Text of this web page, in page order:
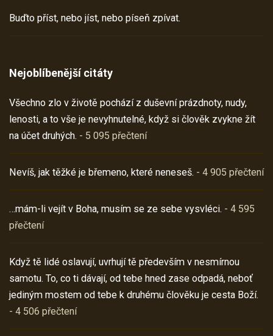
Buďto příst, nebo jíst, nebo píseň zpívat.
Nejoblíbenější citáty
Všechno zlo v životě pochází z duševní prázdnoty, nudy,
lenosti, a to vše je nevyhnutelné, když si člověk zvykne žít
na účet druhých. - 5 095 přečtení
Nevíš, jak těžké je břemeno, které neneseš. - 4 905 přečtení
…mám-li vejít v Boha, musím se ze sebe vysvléci. - 4 595
přečtení
Když tě lidé oslavují, uvrhují tě především v nesmírnou
samotu. To, co ti dávají, od tebe hned zase odpadá, neboť
jediným mostem od tebe k druhému člověku je cesta Boží.
- 4 506 přečtení